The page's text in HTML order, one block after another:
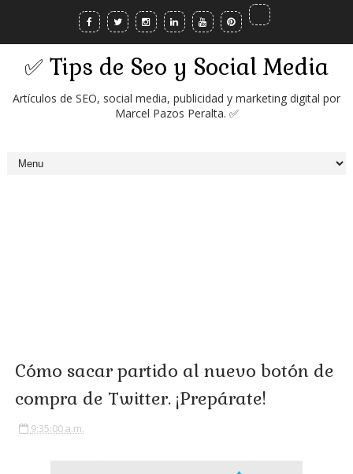
✅ Tips de Seo y Social Media
Artículos de SEO, social media, publicidad y marketing digital por
Marcel Pazos Peralta. ✅
Cómo sacar partido al nuevo botón de
compra de Twitter. ¡Prepárate!
9:35:00 a.m.